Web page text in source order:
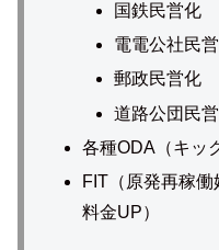
国鉄民営化
電電公社民
郵政民営化
道路公団民
各種ODA（キッ
FIT（原発再稼
料金UP）